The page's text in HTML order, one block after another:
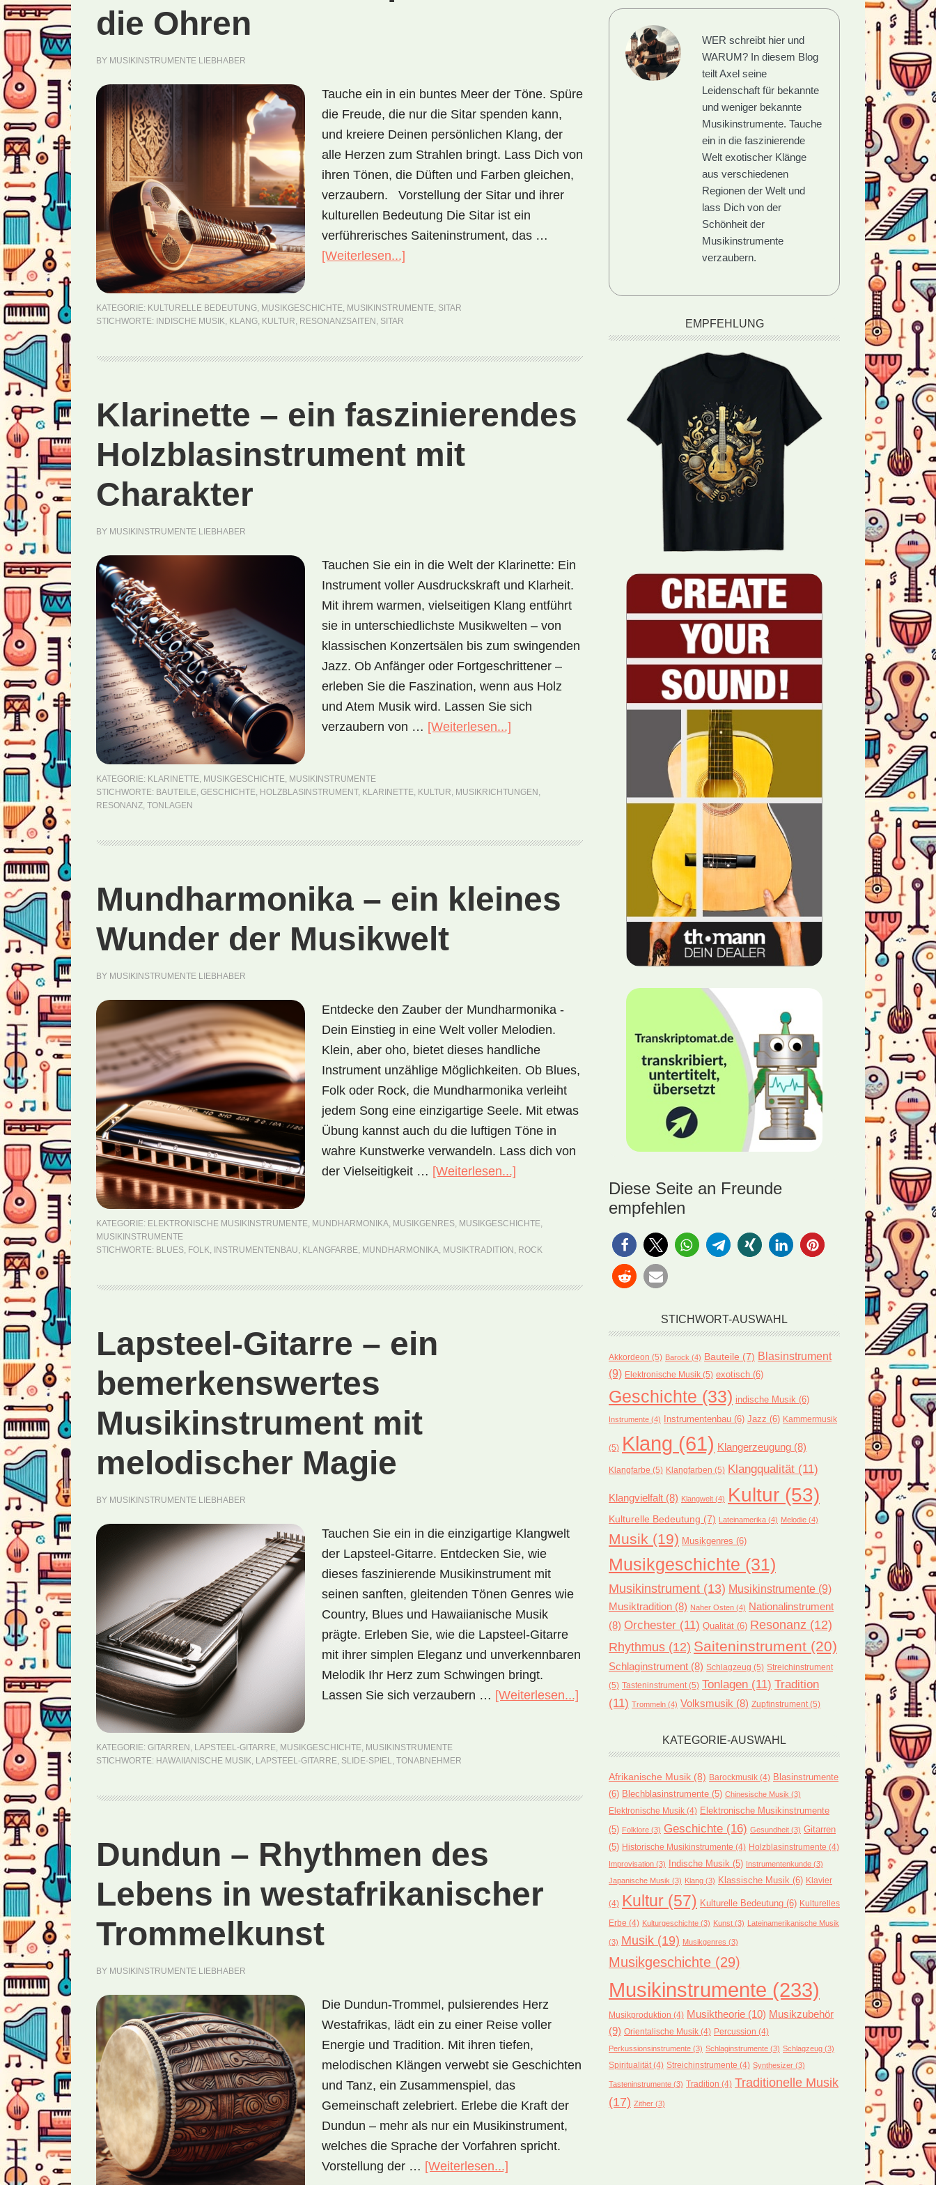
die Ohren
BY MUSIKINSTRUMENTE LIEBHABER
Tauche ein in ein buntes Meer der Töne. Spüre
die Freude, die nur die Sitar spenden kann,
und kreiere Deinen persönlichen Klang, der
alle Herzen zum Strahlen bringt. Lass Dich von
ihren Tönen, die Düften und Farben gleichen,
verzaubern. Vorstellung der Sitar und ihrer
kulturellen Bedeutung Die Sitar ist ein
verführerisches Saiteninstrument, das …
[Weiterlesen...]
Blumenpflücken
die
KATEGORIE: KULTURELLE BEDEUTUNG, MUSIKGESCHICHTE, MUSIKINSTRUMENTE, SITAR
STICHWORTE:
INDISCHE MUSIK, KLANG, KULTUR, RESONANZSAITEN , SITAR
Klarinette – ein faszinierendes
Holzblasinstrument mit
Charakter
BY MUSIKINSTRUMENTE LIEBHABER
Tauchen Sie ein in die Welt der Klarinette: Ein
Instrument voller Ausdruckskraft und Klarheit.
Mit ihrem warmen, vielseitigen Klang entführt
sie in unterschiedlichste Musikwelten – von
klassischen Konzertsälen bis zum swingenden
Jazz. Ob Anfänger oder Fortgeschrittener –
erleben Sie die Faszination, wenn aus Holz
und Atem Musik wird. Lassen Sie sich
verzaubern von … [Weiterlesen...]
faszinierendes
Charakter
KATEGORIE: KLARINETTE, MUSIKGESCHICHTE, MUSIKINSTRUMENTE
STICHWORTE: BAUTEILE, GESCHICHTE, HOLZBLASINSTRUMENT, KLARINETTE, KULTUR, MUSIKRICHTUNGEN ,
RESONANZ, TONLAGEN
Mundharmonika – ein kleines
Wunder der Musikwelt
BY MUSIKINSTRUMENTE LIEBHABER
Entdecke den Zauber der Mundharmonika -
Dein Einstieg in eine Welt voller Melodien.
Klein, aber oho, bietet dieses handliche
Instrument unzählige Möglichkeiten. Ob Blues,
Folk oder Rock, die Mundharmonika verleiht
jedem Song eine einzigartige Seele. Mit etwas
Übung kannst auch du die luftigen Töne in
wahre Kunstwerke verwandeln. Lass dich von
der Vielseitigkeit … [Weiterlesen...]
kleines
Wunder
Musikwelt
KATEGORIE: ELEKTRONISCHE MUSIKINSTRUMENTE, MUNDHARMONIKA, MUSIKGENRES, MUSIKGESCHICHTE,
MUSIKINSTRUMENTE
STICHWORTE: BLUES, FOLK, INSTRUMENTENBAU, KLANGFARBE, MUNDHARMONIKA, MUSIKTRADITION , ROCK
Lapsteel-Gitarre – ein
bemerkenswertes
Musikinstrument mit
melodischer Magie
BY MUSIKINSTRUMENTE LIEBHABER
Tauchen Sie ein in die einzigartige Klangwelt
der Lapsteel-Gitarre. Entdecken Sie, wie
dieses faszinierende Musikinstrument mit
seinen sanften, gleitenden Tönen Genres wie
Country, Blues und Hawaiianische Musik
prägte. Erleben Sie, wie die Lapsteel-Gitarre
mit ihrer simplen Eleganz und unverkennbaren
Melodik Ihr Herz zum Schwingen bringt.
Lassen Sie sich verzaubern … [Weiterlesen...] ÜberLapsteel-
bemerkenswertes
Musikinstrument
melodischer
KATEGORIE: GITARREN , LAPSTEEL-GITARRE, MUSIKGESCHICHTE, MUSIKINSTRUMENTE
STICHWORTE: HAWAIIANISCHE MUSIK, LAPSTEEL-GITARRE, SLIDE-SPIEL, TONABNEHMER
Dundun – Rhythmen des
Lebens in westafrikanischer
Trommelkunst
BY MUSIKINSTRUMENTE LIEBHABER
Die Dundun-Trommel, pulsierendes Herz
Westafrikas, lädt ein zu einer Reise voller
Energie und Tradition. Mit ihren tiefen,
melodischen Klängen verwebt sie Geschichten
und Tanz, ein Zusammenspiel, das
Gemeinschaft zelebriert. Erlebe die Kraft der
Dundun – mehr als nur ein Musikinstrument,
welches die Sprache der Vorfahren spricht.
Vorstellung der … [Weiterlesen...]
WER schreibt hier und
WARUM?In diesem Blog
teilt Axel seine
Leidenschaft für bekannte
und weniger bekannte
Musikinstrumente. Tauche
ein in die faszinierende
Welt exotischer Klänge
aus verschiedenen
Regionen der Welt und
lass Dich von der
Schönheit der
Musikinstrumente
verzaubern.
EMPFEHLUNG
Diese Seite an Freunde
empfehlen
STICHWORT-AUSWAHL
Akkordeon (5) Barock (4) Bauteile (7) Blasinstrument
(9) Elektronische Musik (5) exotisch (6)
Geschichte (33) indische Musik (6)
Instrumente (4) Instrumentenbau (6) Jazz (6) Kammermusik
(5) Klang (61) Klangerzeugung (8)
Klangfarbe (5) Klangfarben (5) Klangqualität (11)
Klangvielfalt (8) Klangwelt (4) Kultur (53)
Kulturelle Bedeutung (7) Lateinamerika (4) Melodie (4)
Musik (19) Musikgenres (6)
Musikgeschichte (31)
Musikinstrument (13) Musikinstrumente (9)
Musiktradition (8) Naher Osten (4) Nationalinstrument
(8) Orchester (11) Qualität (6) Resonanz (12)
Rhythmus (12) Saiteninstrument (20)
Schlaginstrument (8) Schlagzeug (5) Streichinstrument
(5) Tasteninstrument(5) Tonlagen (11) Tradition
(11) Trommeln (4) Volksmusik (8) Zupfinstrument(5)
KATEGORIE-AUSWAHL
Afrikanische Musik (8) Barockmusik (4) Blasinstrumente
(6) Blechblasinstrumente (5) Chinesische Musik (3)
Elektronische Musik (4) Elektronische Musikinstrumente
(5) Folklore (3) Geschichte (16) Gesundheit (3) Gitarren
(5) Historische Musikinstrumente (4) Holzblasinstrumente (4)
Improvisation (3) Indische Musik (5) Instrumentenkunde (3)
Japanische Musik (3) Klang (3) Klassische Musik (6) Klavier
(4) Kultur (57) Kulturelle Bedeutung (6) Kulturelles
Erbe (4) Kulturgeschichte (3) Kunst (3) Lateinamerikanische Musik
(3) Musik (19) Musikgenres (3)
Musikgeschichte (29)
Musikinstrumente (233)
Musikproduktion (4) Musiktheorie (10) Musikzubehör
(9) Orientalische Musik (4) Percussion (4)
Perkussionsinstrumente (3) Schlaginstrumente (3) Schlagzeug (3)
Spiritualität (4) Streichinstrumente (4) Synthesizer (3)
Tasteninstrumente (3) Tradition (4) Traditionelle Musik
(17) Zither (3)